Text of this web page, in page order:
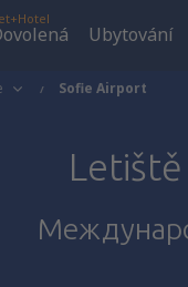
Ubytování
Sofie Airport
Letiště